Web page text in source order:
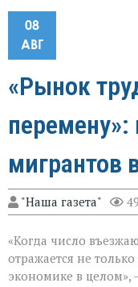
08
АВГ
«Рынок
перемену»:
мигрантов
"Наша газета" 49
«Когда число
отражается не
экономике в целом»,